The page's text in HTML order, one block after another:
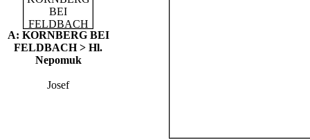
A: KORNBERG BEI
FELDBACH > Hl.
Nepomuk
Josef